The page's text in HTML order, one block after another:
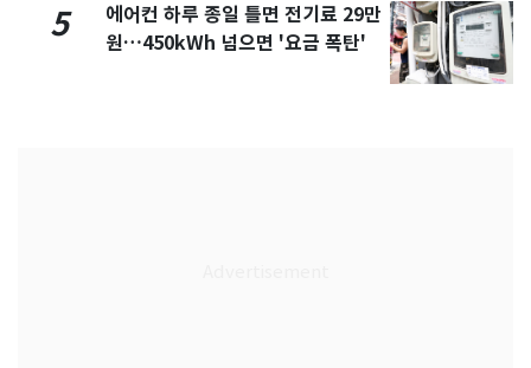
5
에어컨 하루 종일 틀면 전기료 29만
원…450kWh 넘으면 '요금 폭탄'